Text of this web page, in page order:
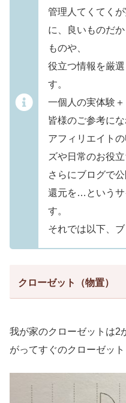
管理人てくてく
に、良いものだ
ものや、
役立つ情報を厳
す。
一個人の実体験
皆様のご参考に
アフィリエイト
ズや日常のお役
さらにブログで
還元を…というサ
す。
それでは以下、
クローゼット（物置）
我が家のクローゼットは2
がってすぐのクローゼッ